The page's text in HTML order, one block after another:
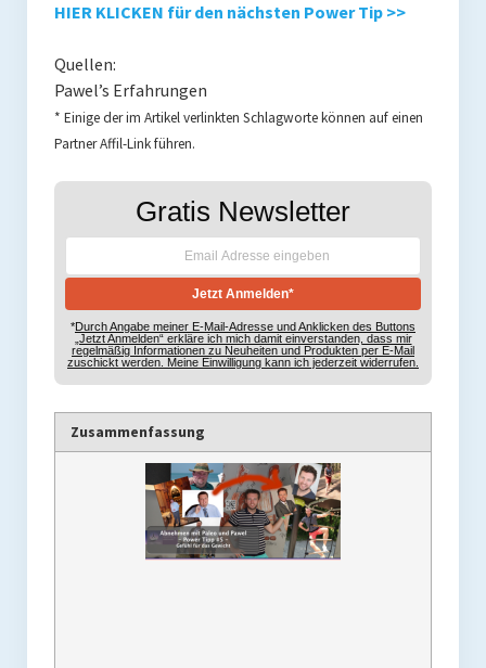
HIER KLICKEN für den nächsten Power Tip >>
Quellen:
Pawel’s Erfahrungen
* Einige der im Artikel verlinkten Schlagworte können auf einen
Partner Affil-Link führen.
Gratis Newsletter
*Durch Angabe meiner E-Mail-Adresse und Anklicken des Buttons
„Jetzt Anmelden“ erkläre ich mich damit einverstanden, dass mir
regelmäßig Informationen zu Neuheiten und Produkten per E-Mail
zuschickt werden. Meine Einwilligung kann ich jederzeit widerrufen.
Zusammenfassung